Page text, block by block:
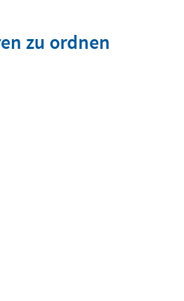
zu ordnen